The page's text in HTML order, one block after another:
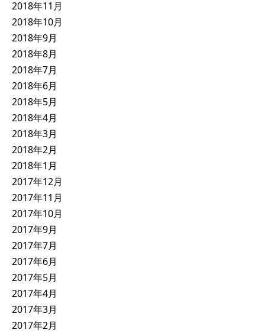
2018年11月
2018年10月
2018年9月
2018年8月
2018年7月
2018年6月
2018年5月
2018年4月
2018年3月
2018年2月
2018年1月
2017年12月
2017年11月
2017年10月
2017年9月
2017年7月
2017年6月
2017年5月
2017年4月
2017年3月
2017年2月